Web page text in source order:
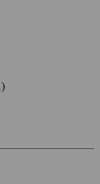
)